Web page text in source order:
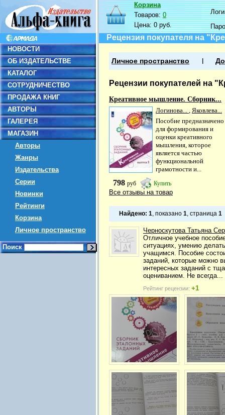
НОВОСТИ
ОБ ИЗДАТЕЛЬСТВЕ
КАТАЛОГ
СОТРУДНИЧЕСТВО
ПРОДАЖА КНИГ
АВТОРЫ
ГАЛЕРЕЯ
МАГАЗИН
Авторы
Жанры
Издательства
Серии
Новинки
Рейтинги
Корзина
Личное пространство
Поиск
Корзина
Товаров:0
Цена:0 руб.
Рецензия покупателя на
Личное пространство
Рецензии покупателей на
Креативное мышление. Сборник...
Логинова... , Яковлева...
Пособие предназначено
для формирования и
оценки креативного
мышления, которое
является частью
функциональной
грамотности и...
798 руб Купить
Все отзывы на товар
Найдено: 1, показано 1, страница 1
Черноскутова Татьяна
Отличное учебное
ситуациях, умению
учащимся. Пособие
заданий, которые можно
интересных заданий с
оцениванием. Не всегда...
Рейтинг рецензии: +1